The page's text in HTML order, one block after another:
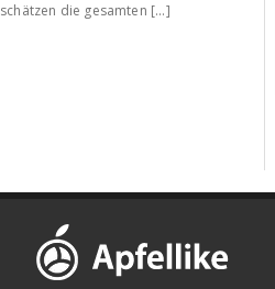
schätzen die gesamten [...]